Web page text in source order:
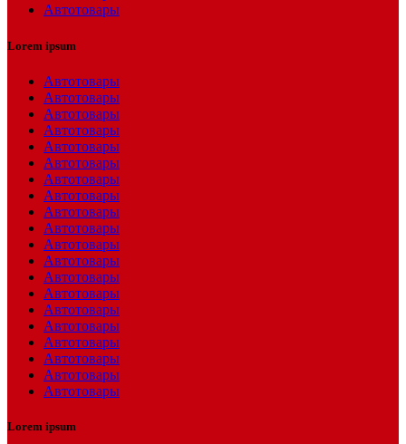
Автотовары
Lorem ipsum
Автотовары
Автотовары
Автотовары
Автотовары
Автотовары
Автотовары
Автотовары
Автотовары
Автотовары
Автотовары
Автотовары
Автотовары
Автотовары
Автотовары
Автотовары
Автотовары
Автотовары
Автотовары
Автотовары
Автотовары
Lorem ipsum